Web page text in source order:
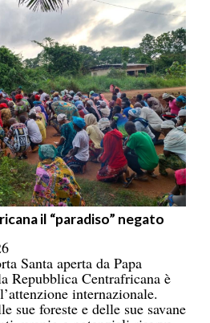
il “paradiso” negato
Santa aperta da Papa
Repubblica Centrafricana è
internazionale.
sue foreste e delle sue savane